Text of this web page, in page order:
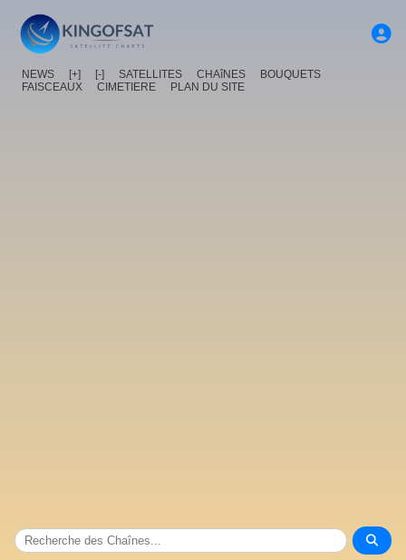
NEWS [+] [-] SATELLITES CHAîNES
BOUQUETS
FAISCEAUX
CIMETIERE PLAN DU SITE